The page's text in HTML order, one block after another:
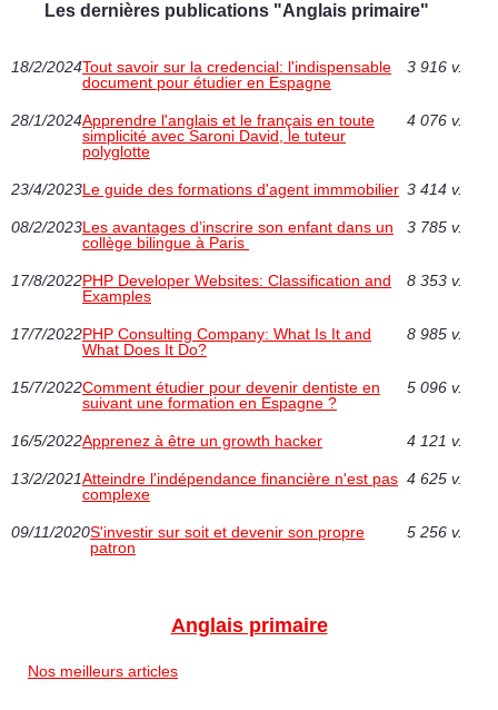
Les dernières publications "Anglais primaire"
18/2/2024Tout savoir sur la credencial: l'indispensable
document pour étudier en Espagne
3 916 v.
28/1/2024Apprendre l'anglais et le français en toute
simplicité avec Saroni David, le tuteur
polyglotte
4 076 v.
23/4/2023Le guide des formations d'agent immmobilier 3 414 v.
08/2/2023Les avantages d’inscrire son enfant dans un
collège bilingue à Paris
3 785 v.
17/8/2022PHP Developer Websites: Classification and
Examples
8 353 v.
17/7/2022PHP Consulting Company: What Is It and
What Does It Do?
8 985 v.
15/7/2022Comment étudier pour devenir dentiste en
suivant une formation en Espagne ‎?
5 096 v.
16/5/2022Apprenez à être un growth hacker 4 121 v.
13/2/2021Atteindre l'indépendance financière n'est pas
complexe
4 625 v.
09/11/2020S'investir sur soit et devenir son propre
patron
5 256 v.
Anglais primaire
Nos meilleurs articles